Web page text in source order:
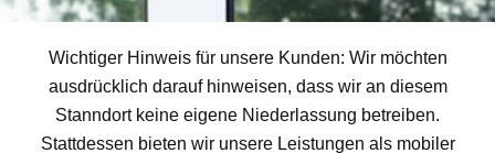
Wichtiger Hinweis für unsere Kunden: Wir möchten
ausdrücklich darauf hinweisen, dass wir an diesem
Stanndort keine eigene Niederlassung betreiben.
Stattdessen bieten wir unsere Leistungen als mobiler